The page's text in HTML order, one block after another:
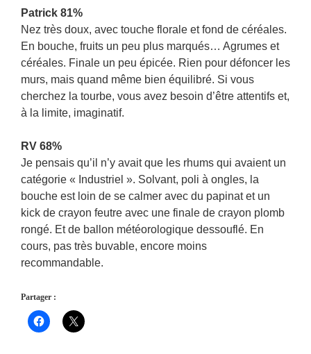
Patrick 81%
Nez très doux, avec touche florale et fond de céréales.
En bouche, fruits un peu plus marqués… Agrumes et
céréales. Finale un peu épicée. Rien pour défoncer les
murs, mais quand même bien équilibré. Si vous
cherchez la tourbe, vous avez besoin d’être attentifs et,
à la limite, imaginatif.
RV 68%
Je pensais qu’il n’y avait que les rhums qui avaient un
catégorie « Industriel ». Solvant, poli à ongles, la
bouche est loin de se calmer avec du papinat et un
kick de crayon feutre avec une finale de crayon plomb
rongé. Et de ballon météorologique dessouflé. En
cours, pas très buvable, encore moins
recommandable.
Partager :